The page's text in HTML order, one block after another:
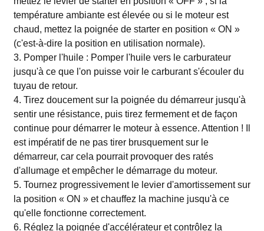
température ambiante est élevée ou si le moteur est
chaud, mettez la poignée de starter en position « ON »
(c'est-à-dire la position en utilisation normale).
3. Pomper l'huile : Pomper l'huile vers le carburateur
jusqu'à ce que l'on puisse voir le carburant s'écouler du
tuyau de retour.
4. Tirez doucement sur la poignée du démarreur jusqu'à
sentir une résistance, puis tirez fermement et de façon
continue pour démarrer le moteur à essence. Attention ! Il
est impératif de ne pas tirer brusquement sur le
démarreur, car cela pourrait provoquer des ratés
d'allumage et empêcher le démarrage du moteur.
5. Tournez progressivement le levier d'amortissement sur
la position « ON » et chauffez la machine jusqu'à ce
qu'elle fonctionne correctement.
6. Réglez la poignée d'accélérateur et contrôlez la